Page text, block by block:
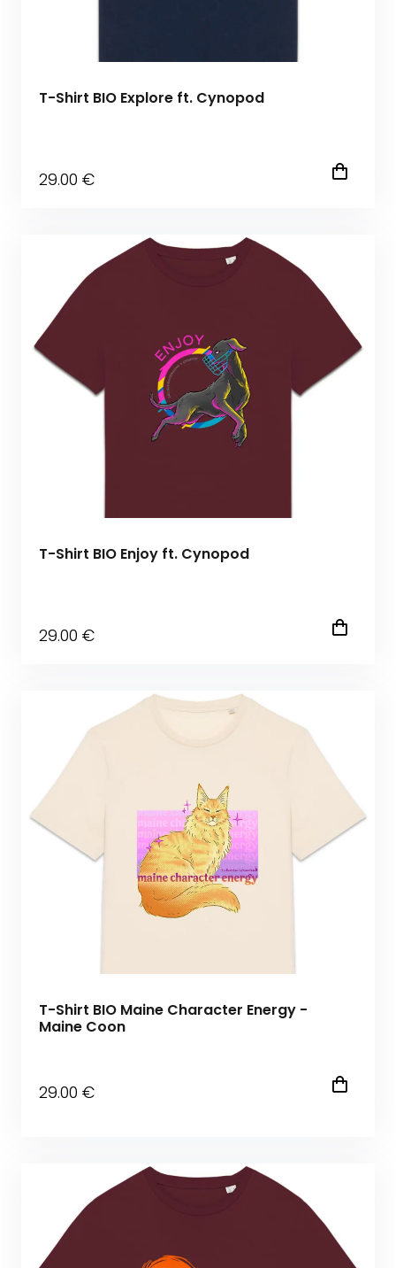
T-Shirt BIO Explore ft. Cynopod
29.00 €
T-Shirt BIO Enjoy ft. Cynopod
29.00 €
T-Shirt BIO Maine Character Energy -
Maine Coon
29.00 €